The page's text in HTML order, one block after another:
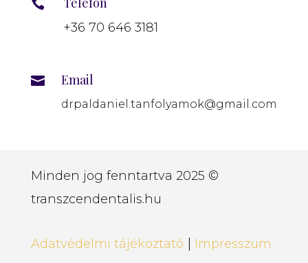

+36 70 646 3181
 Email
drpaldaniel.tanfolyamok@gmail.com
Minden jog fenntartva 2025 ©
transzcendentalis.hu
Adatvédelmi tájékoztató Impresszum